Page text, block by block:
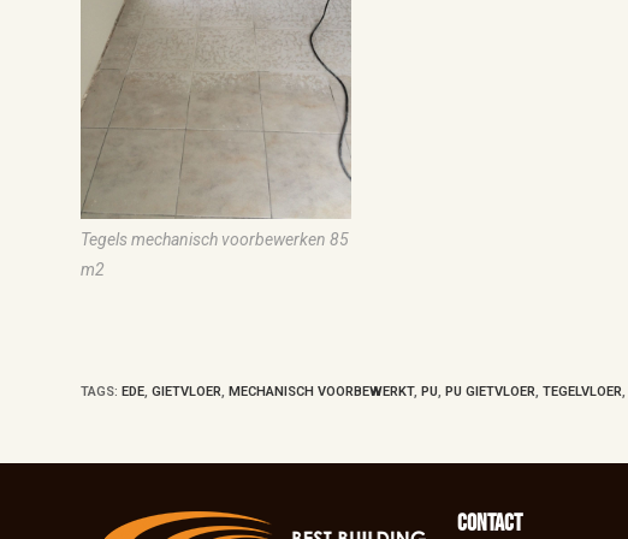
Tegels mechanisch voorbewerken 85
m2
TAGS: EDE, GIETVLOER, MECHANISCH VOORBEWERKT, PU, PU GIETVLOER, TEGELVLOER,
Contact